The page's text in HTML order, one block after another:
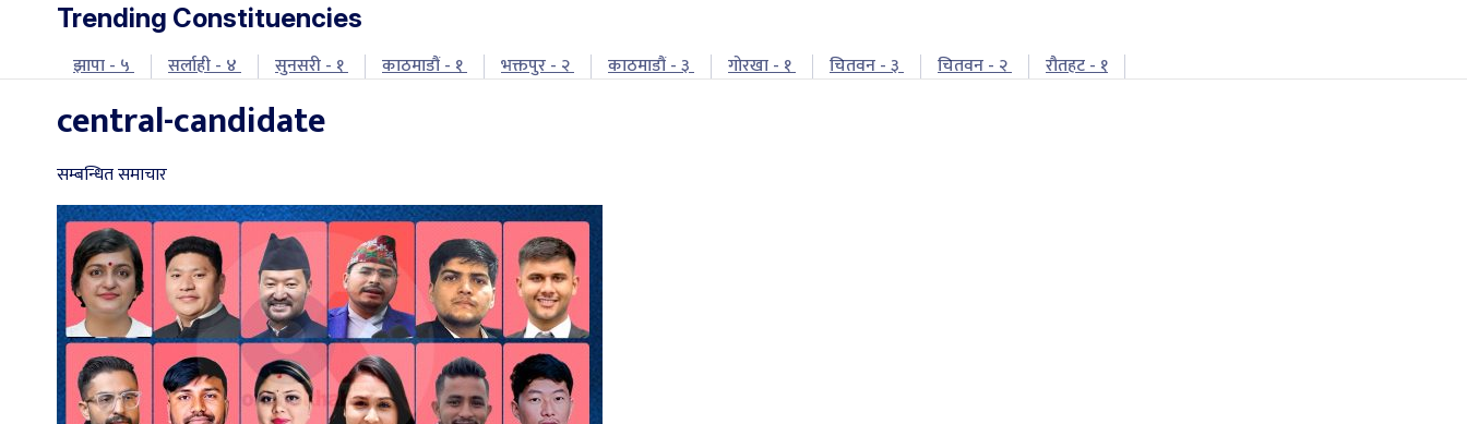
Trending Constituencies
झापा - ५ सर्लाही - ४ सुनसरी - १ काठमाडौं - १ भक्तपुर - २ काठमाडौं - ३ गोरखा - १ चितवन - ३ चितवन - २ रौतहट - १
central-candidate
सम्बन्धित समाचार